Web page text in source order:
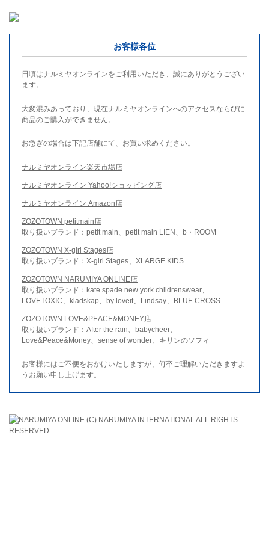
お客様各位
日頃はナルミヤオンラインをご利用いただき、誠にありがとうござい
ます。
大変混みあっており、現在ナルミヤオンラインへのアクセスならびに
商品のご購入ができません。
お急ぎの場合は下記店舗にて、お買い求めください。
ナルミヤオンライン楽天市場店
ナルミヤオンライン Yahoo!ショッピング店
ナルミヤオンライン Amazon店
ZOZOTOWN petitmain店
取り扱いブランド：petit main、petit main LIEN、b・ROOM
ZOZOTOWN X-girl Stages店
取り扱いブランド：X-girl Stages、XLARGE KIDS
ZOZOTOWN NARUMIYA ONLINE店
取り扱いブランド：kate spade new york childrenswear、
LOVETOXIC、kladskap、by loveit、Lindsay、BLUE CROSS
ZOZOTOWN LOVE&PEACE&MONEY店
取り扱いブランド：After the rain、babycheer、
Love&Peace&Money、sense of wonder、キリンのソフィ
お客様にはご不便をおかけいたしますが、何卒ご理解いただきますよ
うお願い申し上げます。